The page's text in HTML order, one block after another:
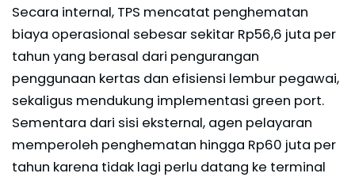
Secara internal, TPS mencatat penghematan
biaya operasional sebesar sekitar Rp56,6 juta per
tahun yang berasal dari pengurangan
penggunaan kertas dan efisiensi lembur pegawai,
sekaligus mendukung implementasi green port.
Sementara dari sisi eksternal, agen pelayaran
memperoleh penghematan hingga Rp60 juta per
tahun karena tidak lagi perlu datang ke terminal